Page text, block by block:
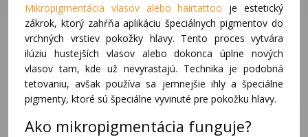
Mikropigmentácia vlasov alebo hairtattoo je estetický
zákrok, ktorý zahŕňa aplikáciu špeciálnych pigmentov do
vrchných vrstiev pokožky hlavy. Tento proces vytvára
ilúziu hustejších vlasov alebo dokonca úplne nových
vlasov tam, kde už nevyrastajú. Technika je podobná
tetovaniu, avšak používa sa jemnejšie ihly a špeciálne
pigmenty, ktoré sú špeciálne vyvinuté pre pokožku hlavy.
Ako mikropigmentácia funguje?